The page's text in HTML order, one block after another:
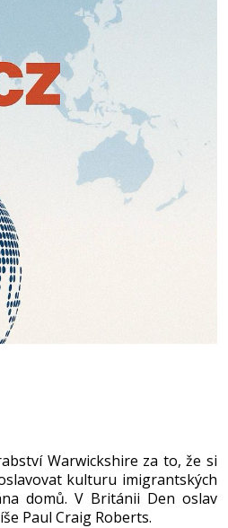
í Warwickshire za to,že si
kulturu imigrantských
domů. V Británii Den oslav
Paul Craig Roberts.